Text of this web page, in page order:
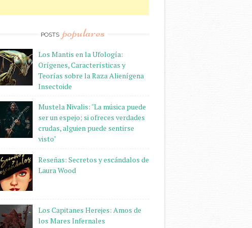
POSTS populares
Los Mantis en la Ufología:
Orígenes, Características y
Teorías sobre la Raza Alienígena
Insectoide
Mustela Nivalis: "La música puede
ser un espejo; si ofreces verdades
crudas, alguien puede sentirse
visto"
Reseñas: Secretos y escándalos de
Laura Wood
Los Capitanes Herejes: Amos de
los Mares Infernales